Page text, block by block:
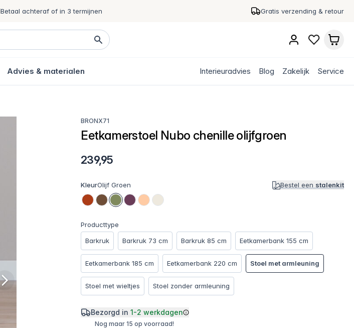
Betaal achteraf of in 3 termijnen Gratis verzending & retour
Advies & materialen Interieuradvies Blog Zakelijk Service
BRONX71
Eetkamerstoel Nubo chenille olijfgroen
239,95
KleurOlijf Groen Bestel een stalenkit
Producttype
Barkruk
Barkruk 73 cm Barkruk 85 cm Eetkamerbank 155 cm
Eetkamerbank 185 cm Eetkamerbank 220 cm Stoel met armleuning
Stoel met wieltjes Stoel zonder armleuning
Bezorgd in 1-2 werkdagen
Nog maar 15 op voorraad!